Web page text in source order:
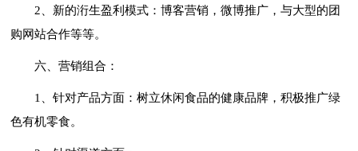
2、新的洐生盈利模式：博客营销，微博推广，与大型的团
购网站合作等等。
六、营销组合：
1、针对产品方面：树立休闲食品的健康品牌，积极推广绿
色有机零食。